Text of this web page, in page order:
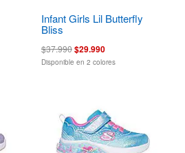
Infant Girls Lil Butterfly
Bliss
$37.990$29.990
Disponible en 2 colores